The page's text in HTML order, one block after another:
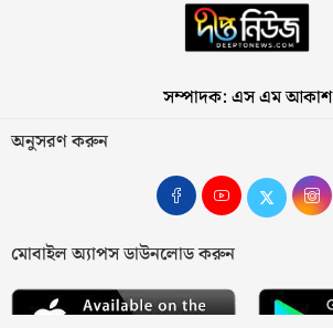
সম্পাদক: এস এম আকাশ
অনুসরণ করুন
মোবাইল অ্যাপস ডাউনলোড করুন